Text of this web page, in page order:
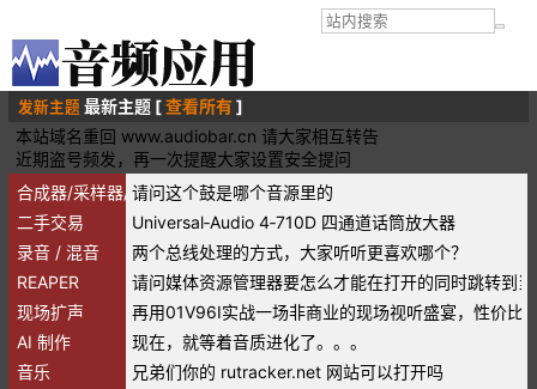
发新主题 最新主题 [查看所有]
本站域名重回 www.audiobar.cn 请大家相互转告
近期盗号频发，再一次提醒大家设置安全提问
合成器/采样器/音源/音色请问这个鼓是哪个音源里的
二手交易
Universal‑Audio 4‑710D 四通道话筒放大器
录音 / 混音
两个总线处理的方式，大家听听更喜欢哪个？
REAPER
请问媒体资源管理器要怎么才能在打开的同时跳转到
现场扩声
再用01V96I实战一场非商业的现场视听盛宴，性价比
AI 制作
现在，就等着音质进化了。。。
音乐
兄弟们你的 rutracker.net 网站可以打开吗